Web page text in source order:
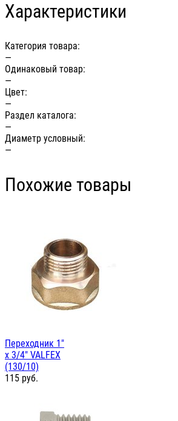
Характеристики
Категория товара:
—
Одинаковый товар:
—
Цвет:
—
Раздел каталога:
—
Диаметр условный:
—
Похожие товары
Переходник 1"
х 3/4" VALFEX
(130/10)
115 руб.